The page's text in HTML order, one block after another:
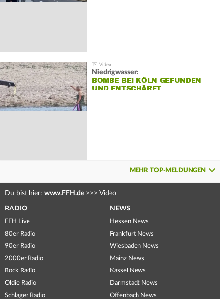
Niedrigwasser:
BOMBE BEI KÖLN GEFUNDEN
UND ENTSCHÄRFT
MEHR TOP-MELDUNGEN
Du bist hier: www.FFH.de >>> Video
RADIO
FFH Live
80er Radio
90er Radio
2000er Radio
Rock Radio
Oldie Radio
Schlager Radio
NEWS
Hessen News
Frankfurt News
Wiesbaden News
Mainz News
Kassel News
Darmstadt News
Offenbach News